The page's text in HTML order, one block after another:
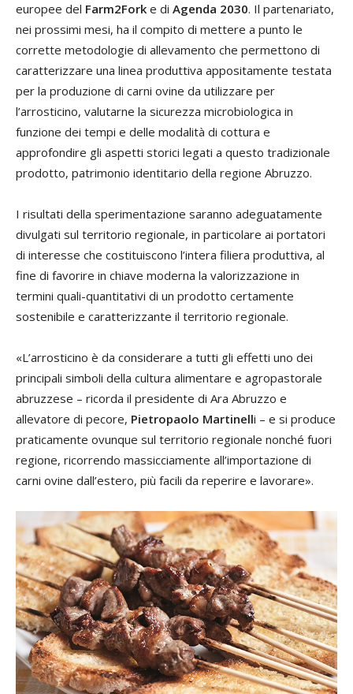
europee del Farm2Fork e di Agenda 2030. Il partenariato,
nei prossimi mesi, ha il compito di mettere a punto le
corrette metodologie di allevamento che permettono di
caratterizzare una linea produttiva appositamente testata
per la produzione di carni ovine da utilizzare per
l’arrosticino, valutarne la sicurezza microbiologica in
funzione dei tempi e delle modalità di cottura e
approfondire gli aspetti storici legati a questo tradizionale
prodotto, patrimonio identitario della regione Abruzzo.
I risultati della sperimentazione saranno adeguatamente
divulgati sul territorio regionale, in particolare ai portatori
di interesse che costituiscono l’intera filiera produttiva, al
fine di favorire in chiave moderna la valorizzazione in
termini quali-quantitativi di un prodotto certamente
sostenibile e caratterizzante il territorio regionale.
«L’arrosticino è da considerare a tutti gli effetti uno dei
principali simboli della cultura alimentare e agropastorale
abruzzese – ricorda il presidente di Ara Abruzzo e
allevatore di pecore, Pietropaolo Martinelli – e si produce
praticamente ovunque sul territorio regionale nonché fuori
regione, ricorrendo massicciamente all’importazione di
carni ovine dall’estero, più facili da reperire e lavorare».